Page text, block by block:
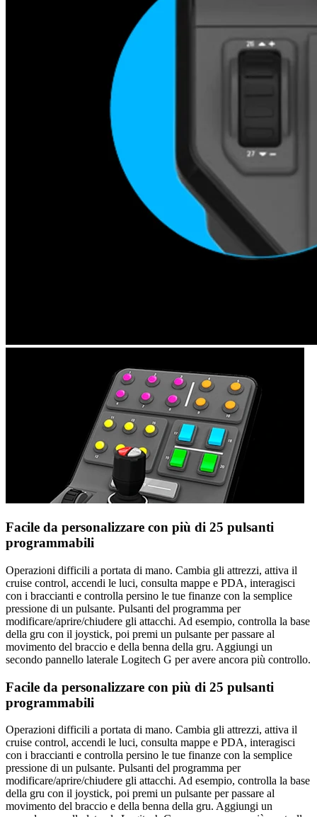
Facile da personalizzare con più di 25 pulsanti
programmabili
Operazioni difficili a portata di mano. Cambia gli attrezzi, attiva il
cruise control, accendi le luci, consulta mappe e PDA, interagisci
con i braccianti e controlla persino le tue finanze con la semplice
pressione di un pulsante. Pulsanti del programma per
modificare/aprire/chiudere gli attacchi. Ad esempio, controlla la base
della gru con il joystick, poi premi un pulsante per passare al
movimento del braccio e della benna della gru. Aggiungi un
secondo pannello laterale Logitech G per avere ancora più controllo.
Facile da personalizzare con più di 25 pulsanti
programmabili
Operazioni difficili a portata di mano. Cambia gli attrezzi, attiva il
cruise control, accendi le luci, consulta mappe e PDA, interagisci
con i braccianti e controlla persino le tue finanze con la semplice
pressione di un pulsante. Pulsanti del programma per
modificare/aprire/chiudere gli attacchi. Ad esempio, controlla la base
della gru con il joystick, poi premi un pulsante per passare al
movimento del braccio e della benna della gru. Aggiungi un